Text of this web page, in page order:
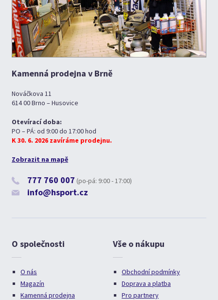
Kamenná prodejna v Brně
Nováčkova 11
614 00 Brno – Husovice
Otevírací doba:
PO – PÁ: od 9:00 do 17:00 hod
K 30. 6. 2026 zavíráme prodejnu.
Zobrazit na mapě
777 760 007 (po-pá: 9:00 - 17:00)
info@hsport.cz
O společnosti
O nás
Magazín
Kamenná prodejna
Vše o nákupu
Obchodní podmínky
Doprava a platba
Pro partnery